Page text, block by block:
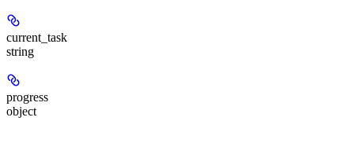
current_task
string
progress
object